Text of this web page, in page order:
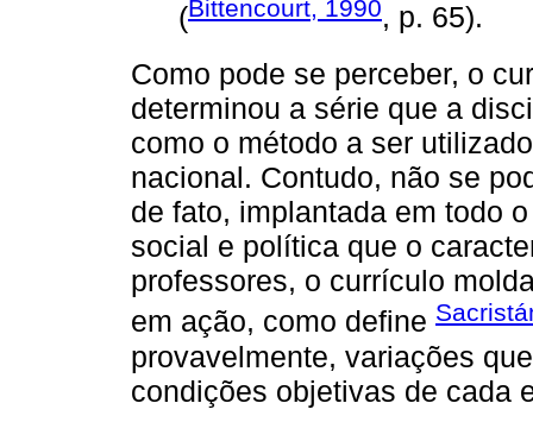
(Bittencourt, 1990, p. 65).
Como pode se perceber, o
determinou a série que a
como o método a ser
nacional. Contudo, não se
de fato, implantada em todo
social e política que o
professores, o currículo
em ação, como define
provavelmente, variações
condições objetivas de cada